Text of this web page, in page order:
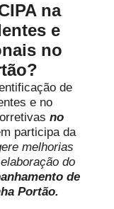
na
e
no
de
e no
no
participa da
melhorias
do
de
Portão.